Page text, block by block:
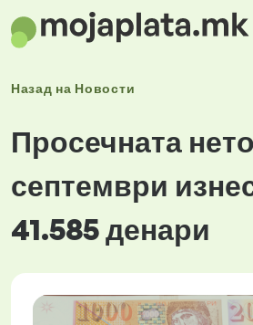
Назад на Новости
Просечната
септември
41.585 денари